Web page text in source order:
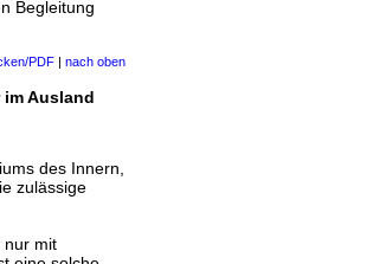
Begleitung
PDF | nach oben
Ausland
des Innern,
zulässige
nur mit